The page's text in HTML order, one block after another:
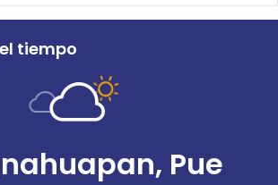
tiempo
Pue